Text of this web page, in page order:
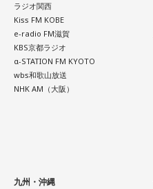
ラジオ関西
Kiss FM KOBE
e-radio FM滋賀
KBS京都ラジオ
α-STATION FM KYOTO
wbs和歌山放送
NHK AM（大阪）
九州・沖縄